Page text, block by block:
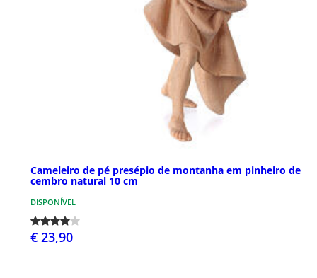
Cameleiro de pé presépio de montanha em pinheiro de
cembro natural 10 cm
DISPONÍVEL
€ 23,90